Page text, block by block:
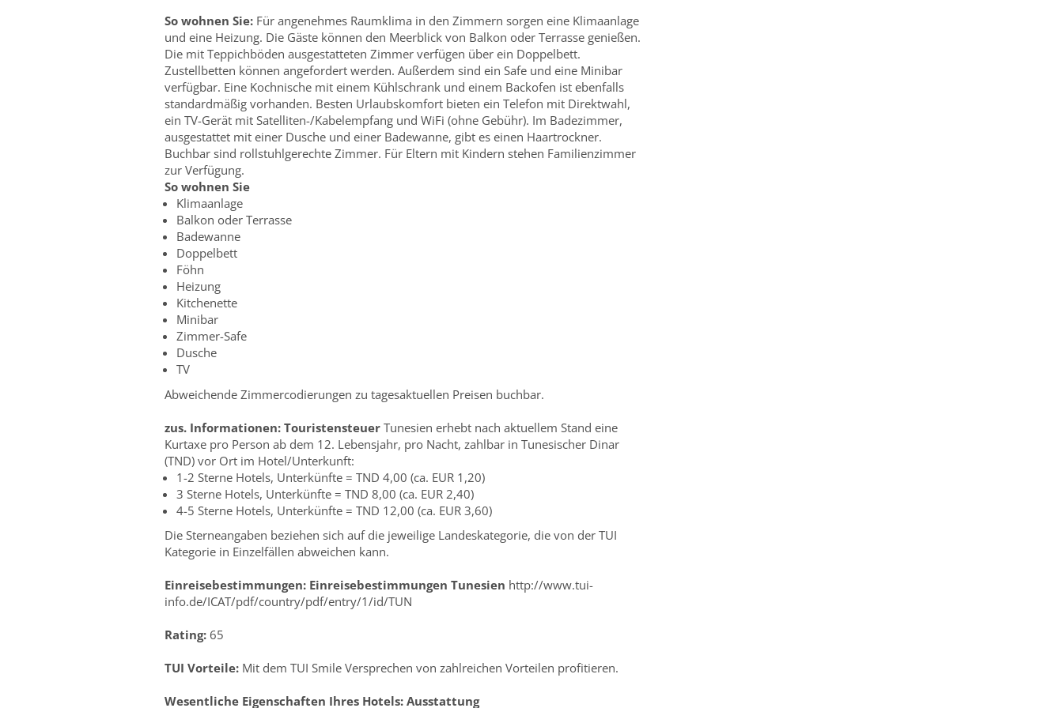
So wohnen Sie: Für angenehmes Raumklima in den Zimmern sorgen eine Klimaanlage
und eine Heizung. Die Gäste können den Meerblick von Balkon oder Terrasse genießen.
Die mit Teppichböden ausgestatteten Zimmer verfügen über ein Doppelbett.
Zustellbetten können angefordert werden. Außerdem sind ein Safe und eine Minibar
verfügbar. Eine Kochnische mit einem Kühlschrank und einem Backofen ist ebenfalls
standardmäßig vorhanden. Besten Urlaubskomfort bieten ein Telefon mit Direktwahl,
ein TV-Gerät mit Satelliten-/Kabelempfang und WiFi (ohne Gebühr). Im Badezimmer,
ausgestattet mit einer Dusche und einer Badewanne, gibt es einen Haartrockner.
Buchbar sind rollstuhlgerechte Zimmer. Für Eltern mit Kindern stehen Familienzimmer
zur Verfügung.
So wohnen Sie
Klimaanlage
Balkon oder Terrasse
Badewanne
Doppelbett
Föhn
Heizung
Kitchenette
Minibar
Zimmer-Safe
Dusche
TV
Abweichende Zimmercodierungen zu tagesaktuellen Preisen buchbar.
zus. Informationen: Touristensteuer Tunesien erhebt nach aktuellem Stand eine
Kurtaxe pro Person ab dem 12. Lebensjahr, pro Nacht, zahlbar in Tunesischer Dinar
(TND) vor Ort im Hotel/Unterkunft:
1-2 Sterne Hotels, Unterkünfte = TND 4,00 (ca. EUR 1,20)
3 Sterne Hotels, Unterkünfte = TND 8,00 (ca. EUR 2,40)
4-5 Sterne Hotels, Unterkünfte = TND 12,00 (ca. EUR 3,60)
Die Sterneangaben beziehen sich auf die jeweilige Landeskategorie, die von der TUI
Kategorie in Einzelfällen abweichen kann.
Einreisebestimmungen: Einreisebestimmungen Tunesien http://www.tui-
info.de/ICAT/pdf/country/pdf/entry/1/id/TUN
Rating: 65
TUI Vorteile: Mit dem TUI Smile Versprechen von zahlreichen Vorteilen profitieren.
Wesentliche Eigenschaften Ihres Hotels: Ausstattung